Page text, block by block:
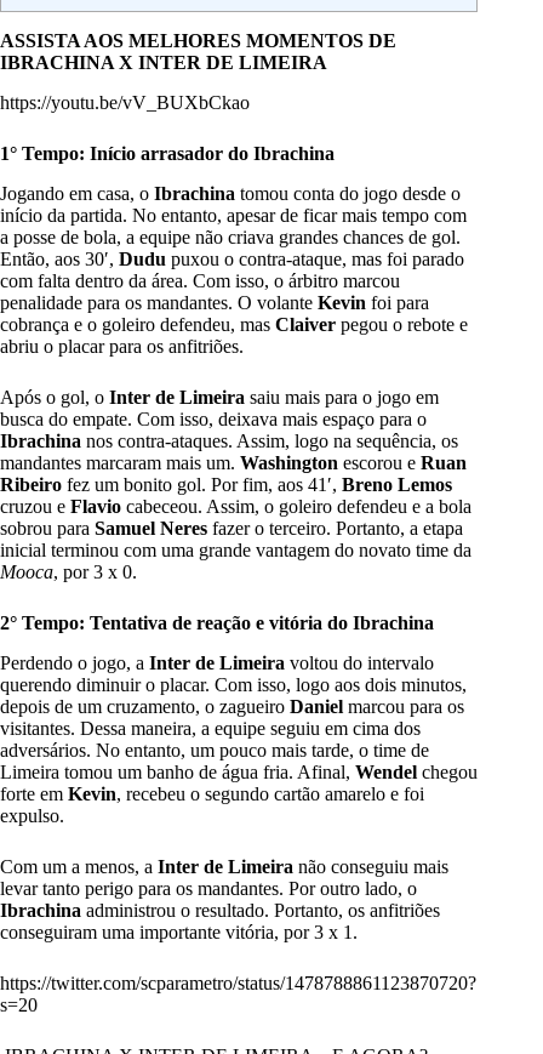
ASSISTA AOS MELHORES MOMENTOS DE
IBRACHINA X INTER DE LIMEIRA
https://youtu.be/vV_BUXbCkao
1° Tempo: Início arrasador do Ibrachina
Jogando em casa, o Ibrachina tomou conta do jogo desde o
início da partida. No entanto, apesar de ficar mais tempo com
a posse de bola, a equipe não criava grandes chances de gol.
Então, aos 30′, Dudu puxou o contra-ataque, mas foi parado
com falta dentro da área. Com isso, o árbitro marcou
penalidade para os mandantes. O volante Kevin foi para
cobrança e o goleiro defendeu, mas Claiver pegou o rebote e
abriu o placar para os anfitriões.
Após o gol, o Inter de Limeira saiu mais para o jogo em
busca do empate. Com isso, deixava mais espaço para o
Ibrachina nos contra-ataques. Assim, logo na sequência, os
mandantes marcaram mais um. Washington escorou e Ruan
Ribeiro fez um bonito gol. Por fim, aos 41′, Breno Lemos
cruzou e Flavio cabeceou. Assim, o goleiro defendeu e a bola
sobrou para Samuel Neres fazer o terceiro. Portanto, a etapa
inicial terminou com uma grande vantagem do novato time da
Mooca, por 3 x 0.
2° Tempo: Tentativa de reação e vitória do Ibrachina
Perdendo o jogo, a Inter de Limeira voltou do intervalo
querendo diminuir o placar. Com isso, logo aos dois minutos,
depois de um cruzamento, o zagueiro Daniel marcou para os
visitantes. Dessa maneira, a equipe seguiu em cima dos
adversários. No entanto, um pouco mais tarde, o time de
Limeira tomou um banho de água fria. Afinal, Wendel chegou
forte em Kevin, recebeu o segundo cartão amarelo e foi
expulso.
Com um a menos, a Inter de Limeira não conseguiu mais
levar tanto perigo para os mandantes. Por outro lado, o
Ibrachina administrou o resultado. Portanto, os anfitriões
conseguiram uma importante vitória, por 3 x 1.
https://twitter.com/scparametro/status/1478788861123870720?
s=20